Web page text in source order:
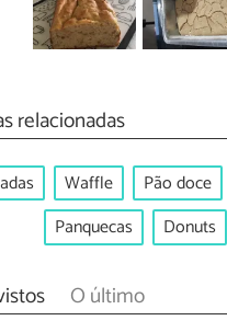
relacionadas
Waffle Pão doce
Panquecas
Donuts
O último